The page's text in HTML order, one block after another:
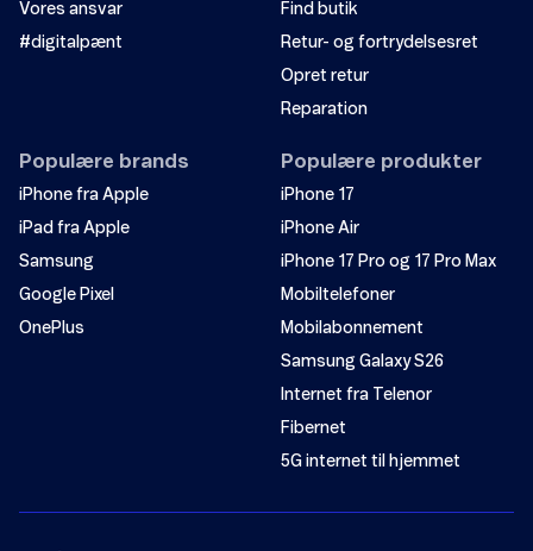
Vores ansvar
#digitalpænt
Find butik
Retur- og fortrydelsesret
Opret retur
Reparation
Populære brands
iPhone fra Apple
iPad fra Apple
Samsung
Google Pixel
OnePlus
Populære produkter
iPhone 17
iPhone Air
iPhone 17 Pro og 17 Pro Max
Mobiltelefoner
Mobilabonnement
Samsung Galaxy S26
Internet fra Telenor
Fibernet
5G internet til hjemmet